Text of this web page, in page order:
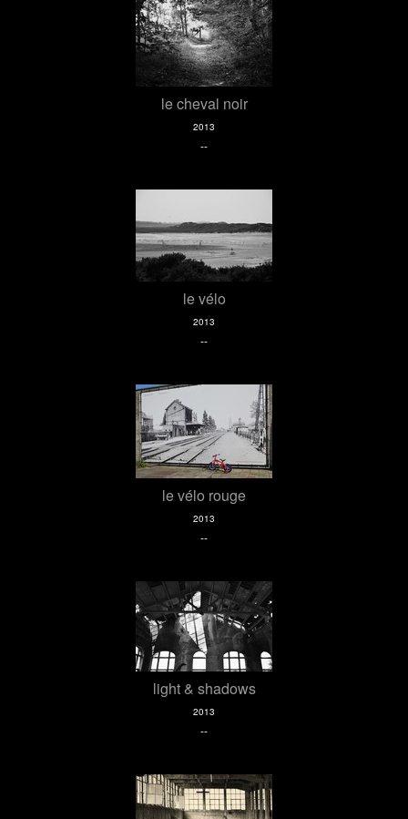
le cheval noir
2013
--
le vélo
2013
--
le vélo rouge
2013
--
light & shadows
2013
--